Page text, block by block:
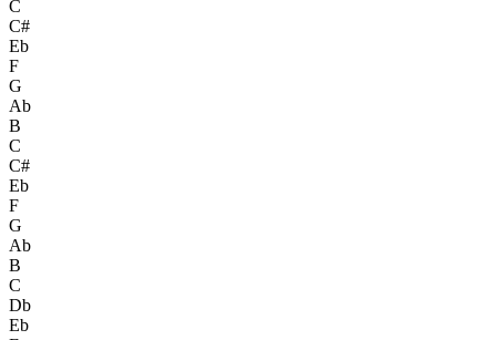
C
C#
Eb
F
G
Ab
B
C
C#
Eb
F
G
Ab
B
C
Db
Eb